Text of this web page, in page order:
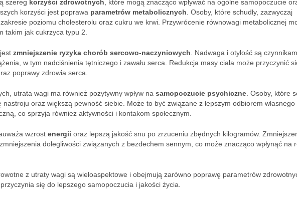
szereg korzyści zdrowotnych , które mogą znacząco wpływać na ogólne samopoczucie
korzyści jest poprawa parametrów metabolicznych . Osoby, które schudły, zazwyczaj
poziomu cholesterolu oraz cukru we krwi. Przywrócenie równowagi metabolicznej
takim jak cukrzyca typu 2.
zmniejszenie ryzyka chorób sercowo-naczyniowych . Nadwaga i otyłość są
w tym nadciśnienia tętniczego i zawału serca. Redukcja masy ciała może przyczynić
poprawy zdrowia serca.
utrata wagi ma również pozytywny wpływ na samopoczucie psychiczne . Osoby, które
nastroju oraz większą pewność siebie. Może to być związane z lepszym odbiorem własnego
co sprzyja również aktywności i kontakom społecznym.
wzrost energii oraz lepszą jakość snu po zrzuceniu zbędnych kilogramów.
dolegliwości związanych z bezdechem sennym, co może znacząco wpłynąć na
z utraty wagi są wieloaspektowe i obejmują zarówno poprawę parametrów
się do lepszego samopoczucia i jakości życia.